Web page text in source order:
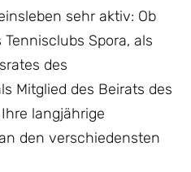
sehr aktiv: Ob
Spora, als
des
Mitglied des Beirats des
langjährige
den verschiedensten